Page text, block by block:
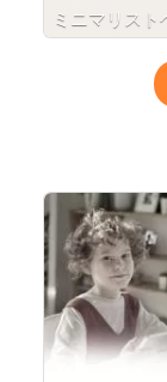
ミニマリス